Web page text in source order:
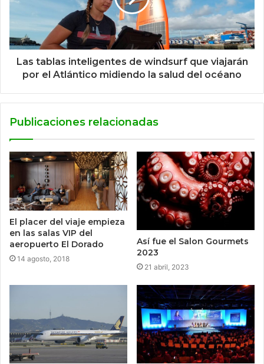
Las tablas inteligentes de windsurf que viajarán
por el Atlántico midiendo la salud del océano
Publicaciones relacionadas
El placer del viaje empieza
en las salas VIP del
aeropuerto El Dorado
14 agosto, 2018
Así fue el Salon Gourmets
2023
21 abril, 2023